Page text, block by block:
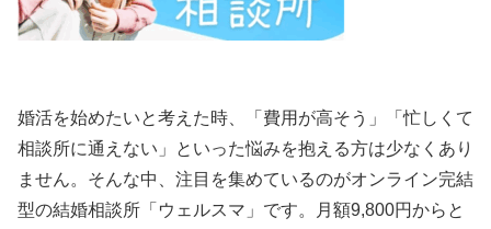
婚活を始めたいと考えた時、「費用が高そう」「忙しくて
相談所に通えない」といった悩みを抱える方は少なくあり
ません。そんな中、注目を集めているのがオンライン完結
型の結婚相談所「ウェルスマ」です。月額9,800円からと